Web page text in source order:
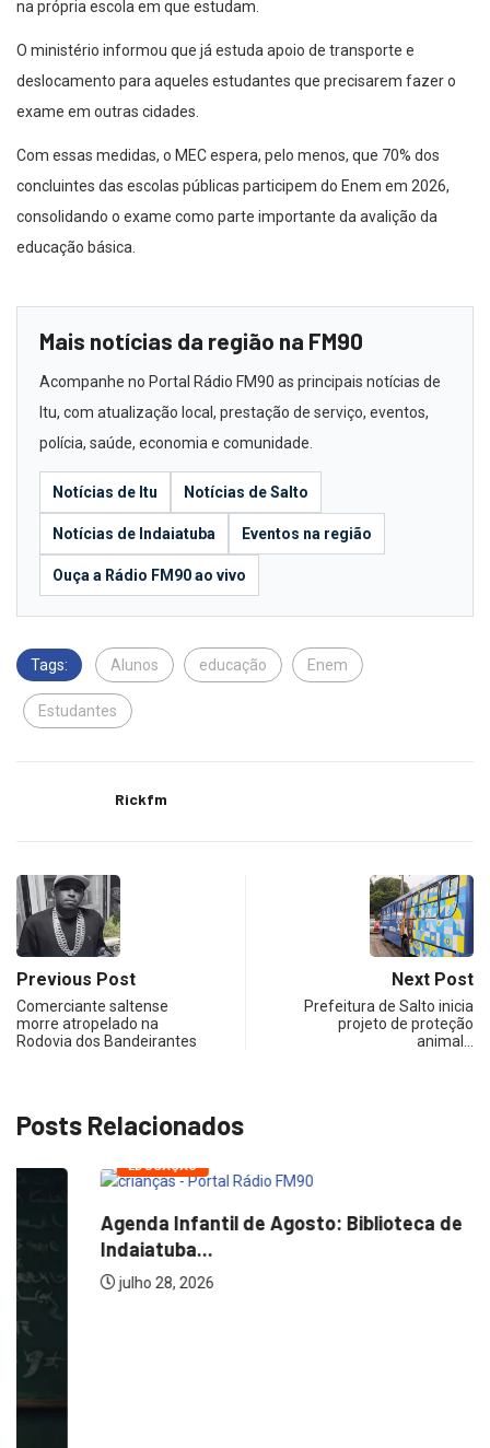
na própria escola em que estudam.
O ministério informou que já estuda apoio de transporte e
deslocamento para aqueles estudantes que precisarem fazer o
exame em outras cidades.
Com essas medidas, o MEC espera, pelo menos, que 70% dos
concluintes das escolas públicas participem do Enem em 2026,
consolidando o exame como parte importante da avalição da
educação básica.
Mais notícias da região na FM90
Acompanhe no Portal Rádio FM90 as principais notícias de
Itu, com atualização local, prestação de serviço, eventos,
polícia, saúde, economia e comunidade.
Notícias de Itu Notícias de Salto
Notícias de Indaiatuba Eventos na região
Ouça a Rádio FM90 ao vivo
Tags: Alunos educação Enem
Estudantes
Rickfm
Previous Post
Comerciante saltense
morre atropelado na
Rodovia dos Bandeirantes
Next Post
Prefeitura de Salto inicia
projeto de proteção
animal…
Posts Relacionados
EDUCAÇÃO
Agenda Infantil de Agosto: Biblioteca de
Indaiatuba...
julho 28, 2026